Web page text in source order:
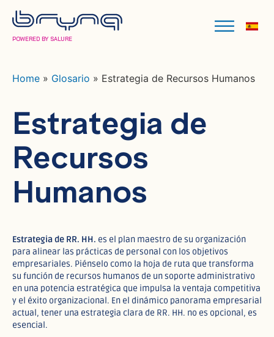
POWERED BY SALURE
Home » Glosario » Estrategia de Recursos Humanos
Estrategia de
Recursos
Humanos
Estrategia de RR. HH. es el plan maestro de su organización
para alinear las prácticas de personal con los objetivos
empresariales. Piénselo como la hoja de ruta que transforma
su función de recursos humanos de un soporte administrativo
en una potencia estratégica que impulsa la ventaja competitiva
y el éxito organizacional. En el dinámico panorama empresarial
actual, tener una estrategia clara de RR. HH. no es opcional, es
esencial.